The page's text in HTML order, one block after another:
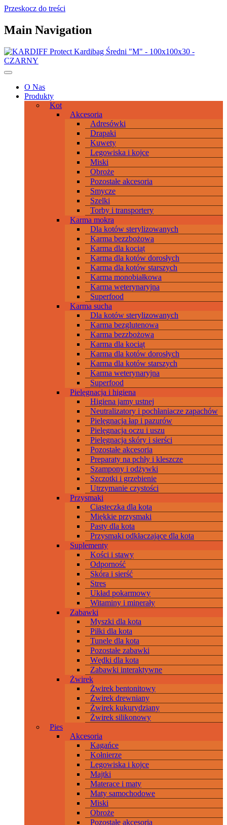
Przeskocz do treści
Main Navigation
O Nas
Produkty
Kot
Akcesoria
Adresówki
Drapaki
Kuwety
Legowiska i kojce
Miski
Obroże
Pozostałe akcesoria
Smycze
Szelki
Torby i transportery
Karma mokra
Dla kotów sterylizowanych
Karma bezzbożowa
Karma dla kociąt
Karma dla kotów dorosłych
Karma dla kotów starszych
Karma monobiałkowa
Karma weterynaryjna
Superfood
Karma sucha
Dla kotów sterylizowanych
Karma bezglutenowa
Karma bezzbożowa
Karma dla kociąt
Karma dla kotów dorosłych
Karma dla kotów starszych
Karma weterynaryjna
Superfood
Pielęgnacja i higiena
Higiena jamy ustnej
Neutralizatory i pochłaniacze zapachów
Pielęgnacja łap i pazurów
Pielęgnacja oczu i uszu
Pielęgnacja skóry i sierści
Pozostałe akcesoria
Preparaty na pchły i kleszcze
Szampony i odżywki
Szczotki i grzebienie
Utrzymanie czystości
Przysmaki
Ciasteczka dla kota
Miękkie przysmaki
Pasty dla kota
Przysmaki odkłaczające dla kota
Suplementy
Kości i stawy
Odporność
Skóra i sierść
Stres
Układ pokarmowy
Witaminy i minerały
Zabawki
Myszki dla kota
Piłki dla kota
Tunele dla kota
Pozostałe zabawki
Wędki dla kota
Zabawki interaktywne
Żwirek
Żwirek bentonitowy
Żwirek drewniany
Żwirek kukurydziany
Żwirek silikonowy
Pies
Akcesoria
Kagańce
Kołnierze
Legowiska i kojce
Majtki
Materace i maty
Maty samochodowe
Miski
Obroże
Pozostałe akcesoria